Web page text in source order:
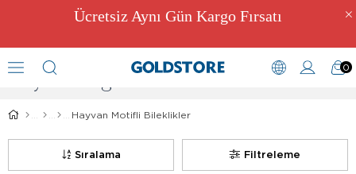
Ücretsiz Aynı Gün Kargo Fırsatı
0
Hayvan Figürlü Bileklik Modelleri
Hayvan Motifli Bileklikler
Filtreleme
Sıralama